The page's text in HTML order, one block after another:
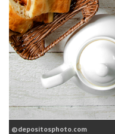
depositosphoto.com